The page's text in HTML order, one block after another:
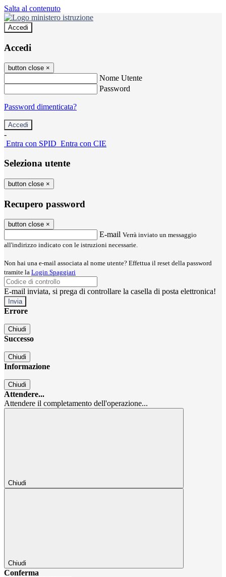
Salta al contenuto
Accedi
Accedi
button close ×
Nome Utente
Password
Password dimenticata?
-
Entra con SPID Entra con CIE
Seleziona utente
button close ×
Recupero password
button close ×
E-mail Verrà inviato un messaggio
all'indirizzo indicato con le istruzioni necessarie.
Non hai una e-mail associata al nome utente? Effettua il reset della password
tramite la Login Spaggiari
E-mail inviata, si prega di controllare la casella di posta elettronica!
Errore
Chiudi
Successo
Chiudi
Informazione
Chiudi
Attendere...
Attendere il completamento dell'operazione...
Chiudi
Chiudi
Conferma